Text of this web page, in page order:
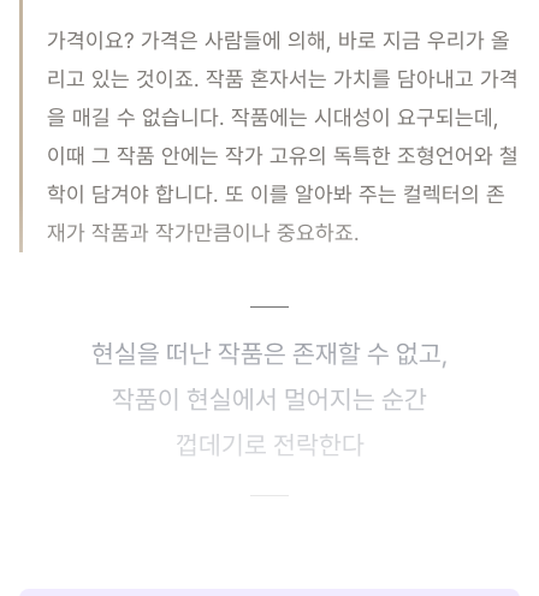
가격이요? 가격은 사람들에 의해, 바로 지금 우리가 올
리고 있는 것이죠. 작품 혼자서는 가치를 담아내고 가격
을 매길 수 없습니다. 작품에는 시대성이 요구되는데,
이때 그 작품 안에는 작가 고유의 독특한 조형언어와 철
학이 담겨야 합니다. 또 이를 알아봐 주는 컬렉터의 존
재가 작품과 작가만큼이나 중요하죠.
현실을 떠난 작품은 존재할 수 없고,
작품이 현실에서 멀어지는 순간
껍데기로 전락한다